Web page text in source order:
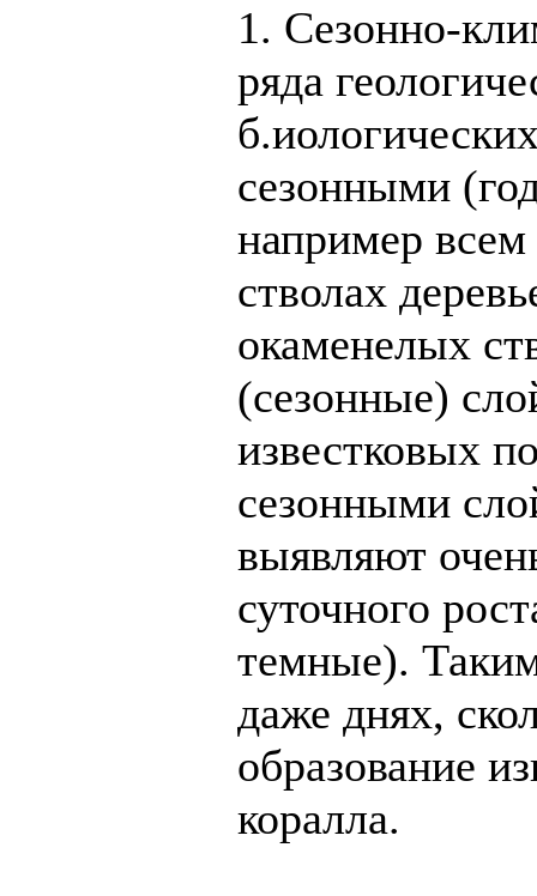
1. Сезонно-
ряда
сезонными
например всем
стволах
окаменелых
(сезонные)
известковых
сезонными
выявляют
суточного
темные).
даже днях,
образование
коралла.